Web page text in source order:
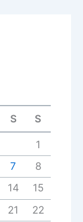
S S
1
7
8
14
15
21
22